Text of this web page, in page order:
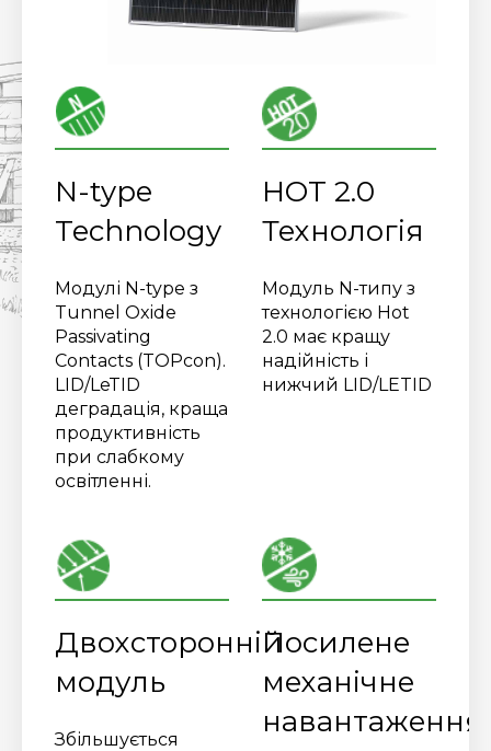
N-type
Technology
Модулі N-type з
Tunnel Oxide
Passivating
Contacts (TOPcon).
LID/LeTID
деградація, краща
продуктивність
при слабкому
освітленні.
HOT 2.0
Технологія
Модуль N-типу з
технологією Hot
2.0 має кращу
надійність і
нижчий LID/LETID
Двохсторонній
модуль
Збільшується
Посилене
механічне
навантаження